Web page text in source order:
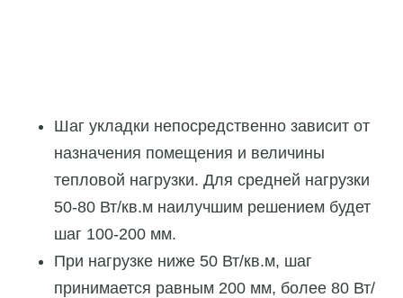
Шаг укладки непосредственно зависит от
назначения помещения и величины
тепловой нагрузки. Для средней нагрузки
50-80 Вт/кв.м наилучшим решением будет
шаг 100-200 мм.
При нагрузке ниже 50 Вт/кв.м, шаг
принимается равным 200 мм, более 80 Вт/